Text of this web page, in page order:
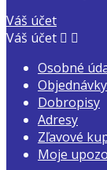
Váš účet
Váš účet  
Osobné
Objednávky
Dobropisy
Adresy
Zľavové
Moje